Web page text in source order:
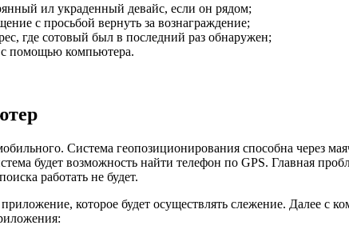
ил украденный девайс, если он рядом;
с просьбой вернуть за вознаграждение;
где сотовый был в последний раз обнаружен;
с помощью компьютера.
Система геопозиционирования способна через
будет возможность найти телефон по GPS. Главная
работать не будет.
которое будет осуществлять слежение. Далее с